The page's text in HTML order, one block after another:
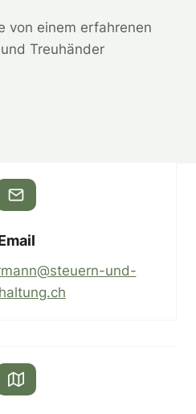
von einem erfahrenen
Treuhänder
und-